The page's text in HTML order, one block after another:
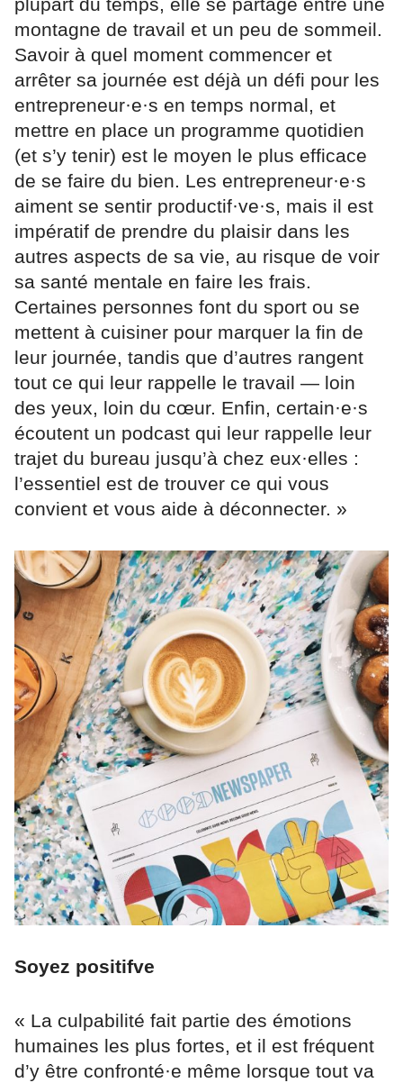
plupart du temps, elle se partage entre une
montagne de travail et un peu de sommeil.
Savoir à quel moment commencer et
arrêter sa journée est déjà un défi pour les
entrepreneur·e·s en temps normal, et
mettre en place un programme quotidien
(et s’y tenir) est le moyen le plus efficace
de se faire du bien. Les entrepreneur·e·s
aiment se sentir productif·ve·s, mais il est
impératif de prendre du plaisir dans les
autres aspects de sa vie, au risque de voir
sa santé mentale en faire les frais.
Certaines personnes font du sport ou se
mettent à cuisiner pour marquer la fin de
leur journée, tandis que d’autres rangent
tout ce qui leur rappelle le travail — loin
des yeux, loin du cœur. Enfin, certain·e·s
écoutent un podcast qui leur rappelle leur
trajet du bureau jusqu’à chez eux·elles :
l’essentiel est de trouver ce qui vous
convient et vous aide à déconnecter. »
Soyez positifve
« La culpabilité fait partie des émotions
humaines les plus fortes, et il est fréquent
d’y être confronté·e même lorsque tout va